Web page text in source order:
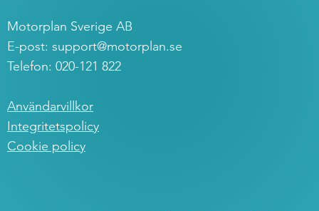
Motorplan Sverige AB
E-post: support@motorplan.se
Telefon: 020-121 822
Användarvillkor
Integritetspolicy
Cookie policy